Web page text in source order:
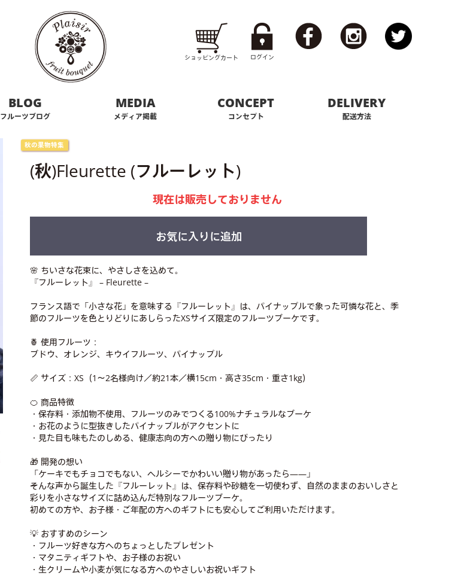
ショッピングカート ログイン
BLOG
フルーツブログ
MEDIA
メディア掲載
CONCEPT
コンセプト
DELIVERY
配送方法
秋の果物特集
(秋)Fleurette (フルーレット)
現在は販売しておりません
お気に入りに追加
🌸 ちいさな花束に、やさしさを込めて。
『フルーレット』 – Fleurette –
フランス語で「小さな花」を意味する『フルーレット』は、パイナップルで象った可憐な花と、季
節のフルーツを色とりどりにあしらったXSサイズ限定のフルーツブーケです。
🍍 使用フルーツ：
ブドウ、オレンジ、キウイフルーツ、パイナップル
📏 サイズ：XS（1～2名様向け／約21本／横15cm・高さ35cm・重さ1kg）
🍊 商品特徴
・保存料・添加物不使用、フルーツのみでつくる100%ナチュラルなブーケ
・お花のように型抜きしたパイナップルがアクセントに
・見た目も味もたのしめる、健康志向の方への贈り物にぴったり
🎁 開発の想い
「ケーキでもチョコでもない、ヘルシーでかわいい贈り物があったら——」
そんな声から誕生した『フルーレット』は、保存料や砂糖を一切使わず、自然のままのおいしさと
彩りを小さなサイズに詰め込んだ特別なフルーツブーケ。
初めての方や、お子様・ご年配の方へのギフトにも安心してご利用いただけます。
💡 おすすめのシーン
・フルーツ好きな方へのちょっとしたプレゼント
・マタニティギフトや、お子様のお祝い
・生クリームや小麦が気になる方へのやさしいお祝いギフト